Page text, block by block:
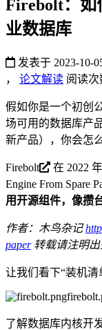
Firebolt：如
业数据库
发表于 2023-10-
， 论文解读 阅读次
假如你是一个初创
场可用的数据库产
新产品），你会怎
Firebolt 在 2022
Engine From Spare
用开源组件，像攒
作者：木鸟杂记
paper转载请注明出
让我们看下“装机清
了解数据库内核开